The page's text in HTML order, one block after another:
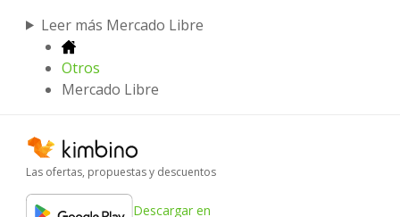
Leer más Mercado Libre
Otros
Mercado Libre
Las ofertas, propuestas y descuentos
Descargar en